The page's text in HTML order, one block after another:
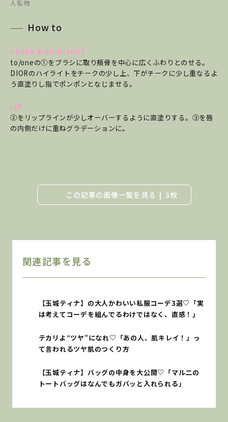
人私物
How to
CHEEK & HIGHLIGHT
to/oneの①をブラシに取り頰骨を中心に広くふわりとのせる。
DIORのハイライトをチークの少し上、下がチークに少し重なるよ
う直塗りし指でポンポンとなじませる。
LIP
②をリップラインが少しオーバーするように直塗りする。③を唇
の内側だけに重ねグラデーションに。
この記事の画像一覧を見る 3枚
関連記事を見る
【玉城ティナ】の大人かわいい私服コーデ3選♡「実
は考えてコーデを組んでるわけではなく、直感！」
テカリよ“ツヤ”になれ♡「あの人、肌キレイ！」っ
て言われるツヤ肌のつくり方
【玉城ティナ】バッグの中身を大公開♡「マル二の
トートバッグはなんでもガバッと入れられる」